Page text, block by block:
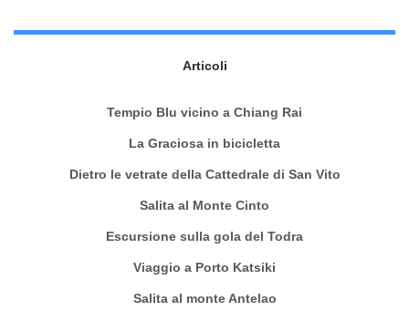
Articoli
Tempio Blu vicino a Chiang Rai
La Graciosa in bicicletta
Dietro le vetrate della Cattedrale di San Vito
Salita al Monte Cinto
Escursione sulla gola del Todra
Viaggio a Porto Katsiki
Salita al monte Antelao